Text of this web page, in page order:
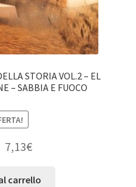
STORIA VOL.2 – EL
– SABBIA E FUOCO
7,13€
carrello